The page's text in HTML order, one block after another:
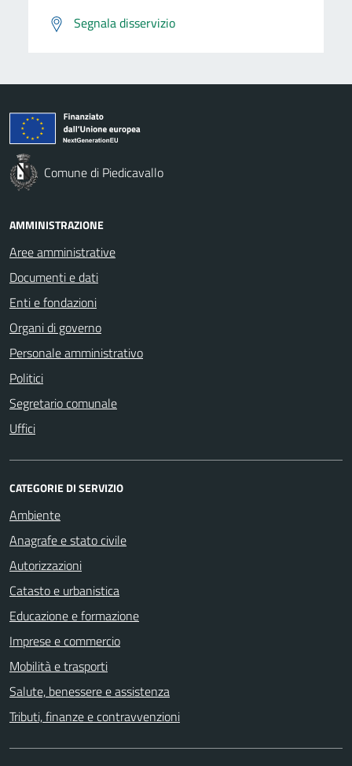
Segnala disservizio
Comune di Piedicavallo
AMMINISTRAZIONE
Aree amministrative
Documenti e dati
Enti e fondazioni
Organi di governo
Personale amministrativo
Politici
Segretario comunale
Uffici
CATEGORIE DI SERVIZIO
Ambiente
Anagrafe e stato civile
Autorizzazioni
Catasto e urbanistica
Educazione e formazione
Imprese e commercio
Mobilità e trasporti
Salute, benessere e assistenza
Tributi, finanze e contravvenzioni